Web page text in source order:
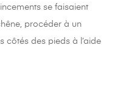
se faisaient
procéder à un
côtés des pieds à l’aide